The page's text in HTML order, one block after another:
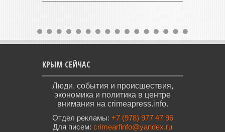
КРЫМ СЕЙЧАС
Люди, события и происшествия,
экономика и политика в центре
внимания на crimeapress.info.
Отдел рекламы: +7 (978) 977 47 96
Для писем: crimearfinfo@yandex.ru